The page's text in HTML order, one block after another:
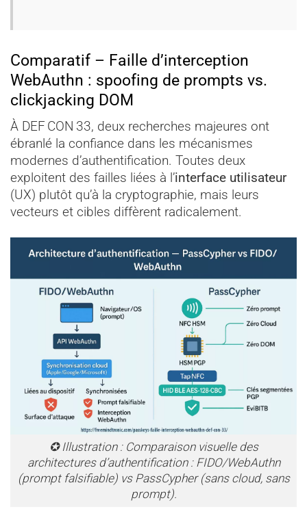
Comparatif – Faille d’interception
WebAuthn : spoofing de prompts vs.
clickjacking DOM
À DEF CON 33, deux recherches majeures ont
ébranlé la confiance dans les mécanismes
modernes d’authentification. Toutes deux
exploitent des failles liées à l’interface utilisateur
(UX) plutôt qu’à la cryptographie, mais leurs
vecteurs et cibles diffèrent radicalement.
✪ Illustration : Comparaison visuelle des
architectures d’authentification : FIDO/WebAuthn
(prompt falsifiable) vs PassCypher (sans cloud, sans
prompt).